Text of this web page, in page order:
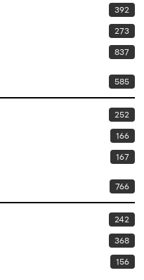
392
273
837
585
252
166
167
766
242
368
156